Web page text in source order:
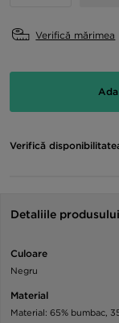
Verifică mărimea
Verifică
Detaliile produsului
Culoare
Negru
Material
Material: 65% bumbac,